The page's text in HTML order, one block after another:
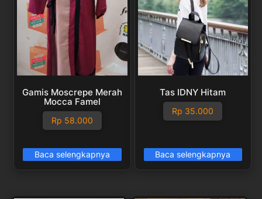
Gamis Moscrepe Merah
Mocca Famel
Rp 58.000
Baca selengkapnya
Tas IDNY Hitam
Rp 35.000
Baca selengkapnya